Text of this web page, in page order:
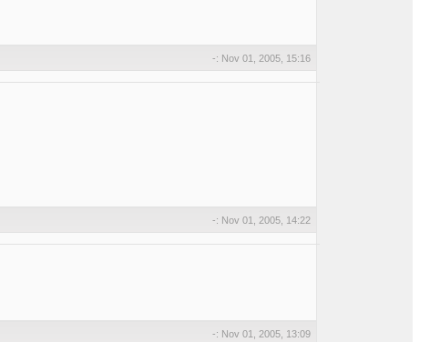
-: Nov 01, 2005, 15:16
-: Nov 01, 2005, 14:22
-: Nov 01, 2005, 13:09